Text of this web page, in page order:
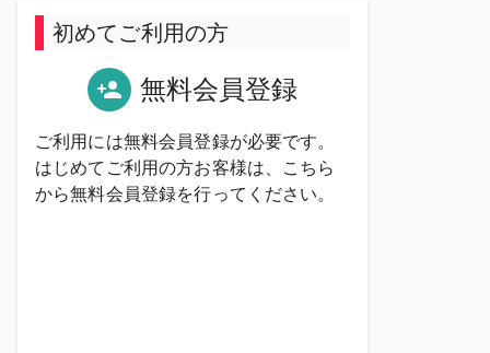
初めてご利用の方
無料会員登録
ご利用には無料会員登録が必要です。
はじめてご利用の方お客様は、こちら
から無料会員登録を行ってください。